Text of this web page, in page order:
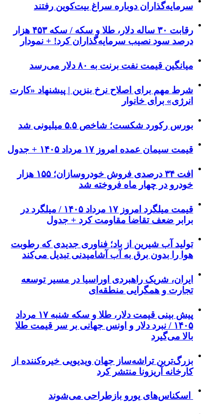
سرمایه‌گذاران دوباره سراغ بیت‌کوین رفتند
رقابت ۳۰ ساله دلار، طلا و سکه / سکه ۴۵۳ هزار
درصد سود نصیب سرمایه‌گذاران کرد! + نمودار
میانگین قیمت نفت برنت به ۸۰ دلار می‌رسد
شرط مهم برای اصلاح نرخ بنزین | پیشنهاد «کارت
انرژی» برای خانوار
بورس رکورد شکست؛ شاخص ۵.۵ میلیونی شد
قیمت سیمان عمده امروز ۱۷ مرداد ۱۴۰۵ + جدول
افت ۳۴ درصدی فروش خودروسازان؛ ۱۵۵ هزار
خودرو در چهار ماه فروخته شد
قیمت میلگرد امروز ۱۷ مرداد ۱۴۰۵ / میلگرد در
برابر ضعف تقاضا مقاومت کرد + جدول
تولید آب شیرین از باد؛ فناوری جدیدی که رطوبت
هوا را بدون برق به آب آشامیدنی تبدیل می‌کند
ایران، شریک راهبردی اوراسیا در مسیر توسعه
تجارت و همگرایی منطقه‌ای
پیش ‌بینی قیمت دلار، طلا و سکه شنبه ۱۷ مرداد
۱۴۰۵ / نبرد دلار و اونس جهانی بر سر قیمت طلا
بالا می‌گیرد
بزرگ‌ترین تراشه‌ساز جهان ویدیویی خیره‌کننده از
کارخانه آریزونا منتشر کرد
اسکناس‌های یورو بازطراحی می‌شوند